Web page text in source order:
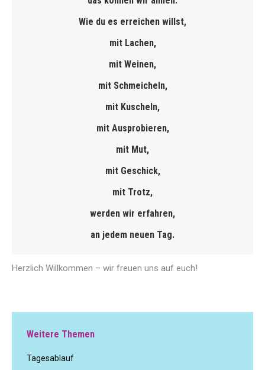
Wie du es erreichen willst,
mit Lachen,
mit Weinen,
mit Schmeicheln,
mit Kuscheln,
mit Ausprobieren,
mit Mut,
mit Geschick,
mit Trotz,
werden wir erfahren,
an jedem neuen Tag.
Herzlich Willkommen – wir freuen uns auf euch!
Weitere Themen
Tagesablauf